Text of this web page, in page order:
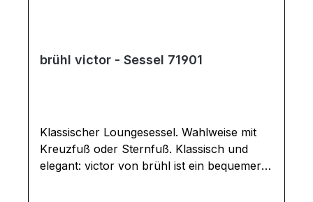
brühl victor - Sessel 71901
Klassischer Loungesessel. Wahlweise mit
Kreuzfuß oder Sternfuß. Klassisch und
elegant: victor von brühl ist ein bequemer